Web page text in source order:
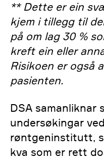
** Dette er ein
kjem i tillegg til
på om lag 30 %
kreft ein eller
Risikoen er også
pasienten.
DSA samanliknar
undersøkingar
røntgeninstitutt,
kva som er rett